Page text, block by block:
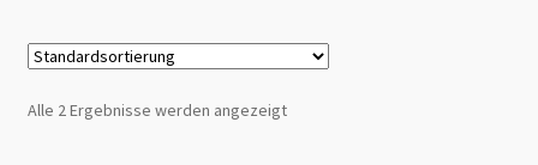
Alle 2 Ergebnisse werden angezeigt